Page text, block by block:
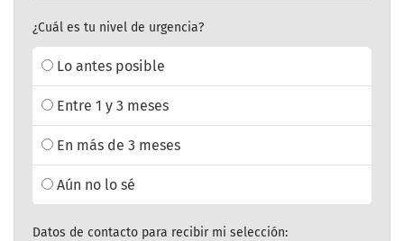
¿Cuál es tu nivel de urgencia?
Lo antes posible
Entre 1 y 3 meses
En más de 3 meses
Aún no lo sé
Datos de contacto para recibir mi selección: